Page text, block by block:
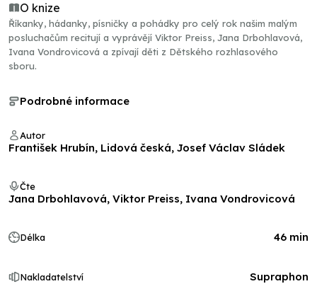
O knize
Říkanky, hádanky, písničky a pohádky pro celý rok našim malým
posluchačům recitují a vyprávějí Viktor Preiss, Jana Drbohlavová,
Ivana Vondrovicová a zpívají děti z Dětského rozhlasového
sboru.
Podrobné informace
Autor
František Hrubín, Lidová česká, Josef Václav Sládek
Čte
Jana Drbohlavová, Viktor Preiss, Ivana Vondrovicová
Délka 46 min
Nakladatelství Supraphon